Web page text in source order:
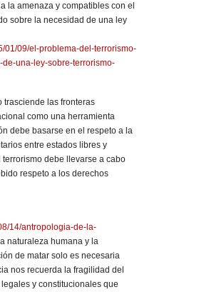
la amenaza y compatibles con el
sobre la necesidad de una ley
01/09/el-problema-del-terrorismo-
una-ley-sobre-terrorismo-
trasciende las fronteras
como una herramienta
debe basarse en el respeto a la
entre estados libres y
debe llevarse a cabo
respeto a los derechos
14/antropologia-de-la-
naturaleza humana y la
de matar solo es necesaria
nos recuerda la fragilidad del
y constitucionales que